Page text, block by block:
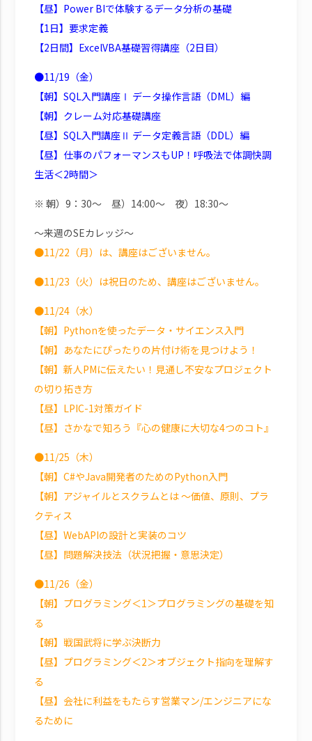
【昼】Power BIで体験するデータ分析の基礎
【1日】要求定義
【2日間】ExcelVBA基礎習得講座（2日目）
●11/19（金）
【朝】SQL入門講座Ⅰ データ操作言語（DML）編
【朝】クレーム対応基礎講座
【昼】SQL入門講座Ⅱ データ定義言語（DDL）編
【昼】仕事のパフォーマンスもUP！呼吸法で体調快調
生活＜2時間＞
※ 朝）9：30～ 昼）14:00～ 夜）18:30～
～来週のSEカレッジ～
●11/22（月）は、講座はございません。
●11/23（火）は祝日のため、講座はございません。
●11/24（水）
【朝】Pythonを使ったデータ・サイエンス入門
【朝】あなたにぴったりの片付け術を見つけよう！
【朝】新人PMに伝えたい！見通し不安なプロジェクト
の切り拓き方
【昼】LPIC-1対策ガイド
【昼】さかなで知ろう『心の健康に大切な4つのコト』
●11/25（木）
【朝】C#やJava開発者のためのPython入門
【朝】アジャイルとスクラムとは ～価値、原則、プラ
クティス
【昼】WebAPIの設計と実装のコツ
【昼】問題解決技法（状況把握・意思決定）
●11/26（金）
【朝】プログラミング＜1＞プログラミングの基礎を知
る
【朝】戦国武将に学ぶ決断力
【昼】プログラミング＜2＞オブジェクト指向を理解す
る
【昼】会社に利益をもたらす営業マン/エンジニアにな
るために